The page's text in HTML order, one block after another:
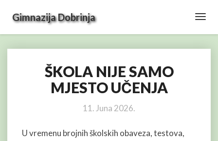
Gimnazija Dobrinja
ŠKOLA
NIJE
SAMO
UČENJA
ŠKOLA NIJE SAMO
MJESTO UČENJA
11. Juna 2026.
U vremenu brojnih školskih obaveza, testova,